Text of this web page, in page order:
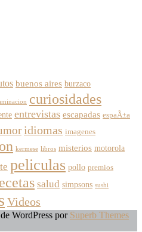
buenos aires burzaco
curiosidades
entrevistas escapadas espaÃ±a
idiomas imagenes
kermese libros misterios motorola
peliculas pollo premios
salud simpsons sushi
Videos
WordPress por Superb Themes